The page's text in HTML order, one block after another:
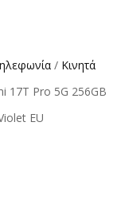
/ Κινητά
17T Pro 5G 256GB
EU